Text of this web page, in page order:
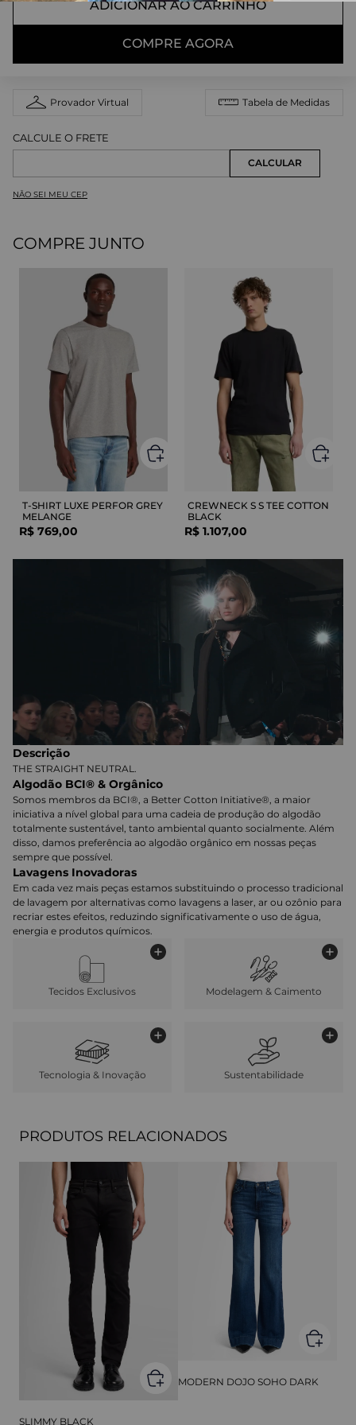
ADICIONAR AO CARRINHO
COMPRE AGORA
Provador Virtual Tabela de Medidas
NÃO SEI MEU CEP
COMPRE JUNTO
T-SHIRT LUXE PERFOR GREY
MELANGE
R$ 769,00
CREWNECK S S TEE COTTON
BLACK
R$ 1.107,00
Descrição
THE STRAIGHT NEUTRAL.
Algodão BCI® & Orgânico
Somos membros da BCI®, a Better Cotton Initiative®, a maior
iniciativa a nível global para uma cadeia de produção do algodão
totalmente sustentável, tanto ambiental quanto socialmente. Além
disso, damos preferência ao algodão orgânico em nossas peças
sempre que possível.
Lavagens Inovadoras
Em cada vez mais peças estamos substituindo o processo tradicional
de lavagem por alternativas como lavagens a laser, ar ou ozônio para
recriar estes efeitos, reduzindo significativamente o uso de água,
energia e produtos químicos.
Tecidos Exclusivos Modelagem & Caimento
Tecnologia & Inovação Sustentabilidade
PRODUTOS RELACIONADOS
SLIMMY BLACK
MODERN DOJO SOHO DARK